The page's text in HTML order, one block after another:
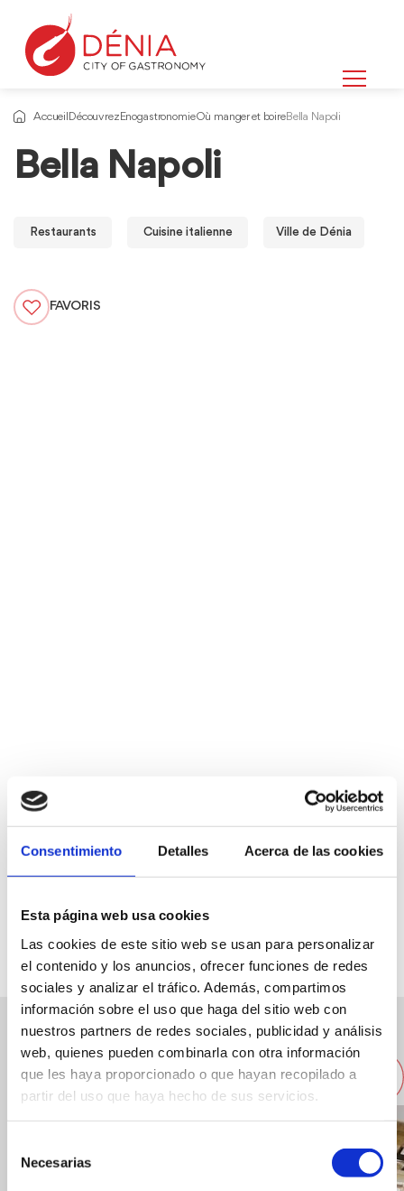
Consentimiento Detalles Acerca de las cookies
Esta página web usa cookies
Las cookies de este sitio web se usan para personalizar
el contenido y los anuncios, ofrecer funciones de redes
sociales y analizar el tráfico. Además, compartimos
información sobre el uso que haga del sitio web con
nuestros partners de redes sociales, publicidad y análisis
web, quienes pueden combinarla con otra información
que les haya proporcionado o que hayan recopilado a
partir del uso que haya hecho de sus servicios.
Necesarias
Accueil Découvrez EnogastronomieOù manger et boireBella Napoli
Bella Napoli
Restaurants Cuisine italienne Ville de Dénia
FAVORIS
Explanada cervantes, 4
Spécialité:
Capacité:24
Autres restaurants à proximité